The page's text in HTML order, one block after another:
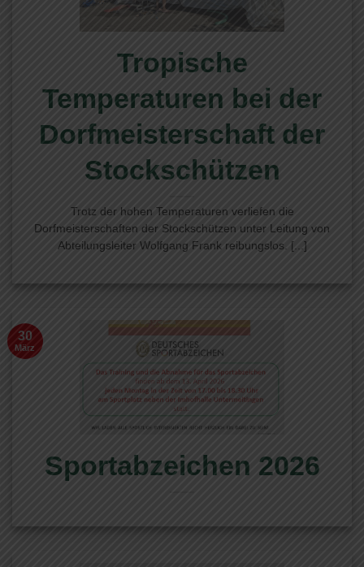
Tropische
Temperaturen bei der
Dorfmeisterschaft der
Stockschützen
Trotz der hohen Temperaturen verliefen die
Dorfmeisterschaften der Stockschützen unter Leitung von
Abteilungsleiter Wolfgang Frank reibungslos. [...]
Sportabzeichen 2026
30
März